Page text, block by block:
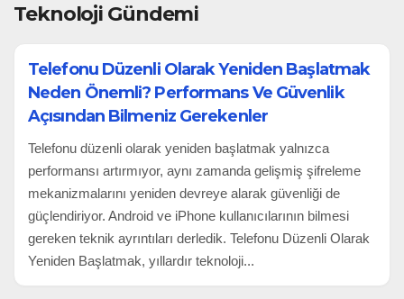
Teknoloji Gündemi
Telefonu Düzenli Olarak Yeniden Başlatmak
Neden Önemli? Performans Ve Güvenlik
Açısından Bilmeniz Gerekenler
Telefonu düzenli olarak yeniden başlatmak yalnızca
performansı artırmıyor, aynı zamanda gelişmiş şifreleme
mekanizmalarını yeniden devreye alarak güvenliği de
güçlendiriyor. Android ve iPhone kullanıcılarının bilmesi
gereken teknik ayrıntıları derledik. Telefonu Düzenli Olarak
Yeniden Başlatmak, yıllardır teknoloji...